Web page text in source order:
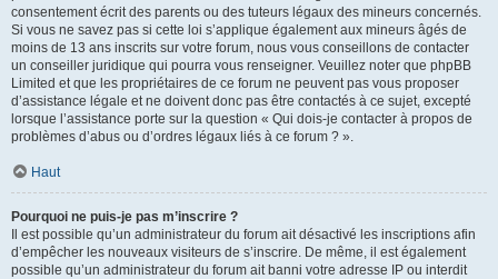
consentement écrit des parents ou des tuteurs légaux des mineurs concernés.
Si vous ne savez pas si cette loi s’applique également aux mineurs âgés de
moins de 13 ans inscrits sur votre forum, nous vous conseillons de contacter
un conseiller juridique qui pourra vous renseigner. Veuillez noter que phpBB
Limited et que les propriétaires de ce forum ne peuvent pas vous proposer
d’assistance légale et ne doivent donc pas être contactés à ce sujet, excepté
lorsque l’assistance porte sur la question « Qui dois-je contacter à propos de
problèmes d’abus ou d’ordres légaux liés à ce forum ? ».
Haut
Pourquoi ne puis-je pas m’inscrire ?
Il est possible qu’un administrateur du forum ait désactivé les inscriptions afin
d’empêcher les nouveaux visiteurs de s’inscrire. De même, il est également
possible qu’un administrateur du forum ait banni votre adresse IP ou interdit